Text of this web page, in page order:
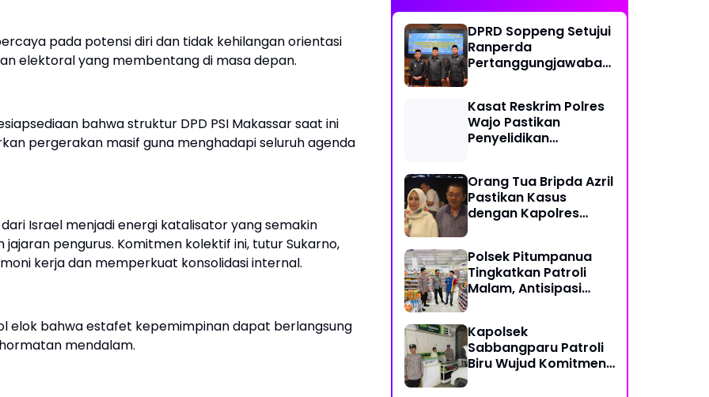
pada potensi diri dan tidak kehilangan orientasi
elektoral yang membentang di masa depan.
bahwa struktur DPD PSI Makassar saat ini
pergerakan masif guna menghadapi seluruh agenda
Israel menjadi energi katalisator yang semakin
pengurus. Komitmen kolektif ini, tutur Sukarno,
kerja dan memperkuat konsolidasi internal.
elok bahwa estafet kepemimpinan dapat berlangsung
mendalam.
DPRD Soppeng Setujui
Ranperda
Pertanggungjawaban
Kasat Reskrim Polres
Wajo Pastikan
Penyelidikan
Orang Tua Bripda Azril
Pastikan Kasus
dengan Kapolres
Polsek Pitumpanua
Tingkatkan Patroli
Malam, Antisipasi
Kriminalitas di
Wilayah Hukum
Kapolsek
Sabbangparu Patroli
Biru Wujud Komitmen